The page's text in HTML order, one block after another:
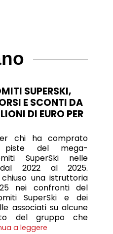
SUPERSKI,
E SCONTI DA
DI EURO PER
chi ha comprato
del mega-
SuperSki nelle
2022 al 2025.
una istruttoria
nei confronti del
SuperSki e dei
associati su alcune
del gruppo che
a leggere